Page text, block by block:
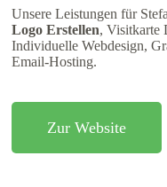
Unsere Leistungen für
Logo Erstellen, Visitkarte
Individuelle Webdesign,
Email-Hosting.
Zur Website